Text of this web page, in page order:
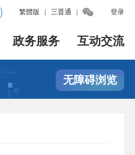
登录
繁體版 三晋通 
政务服务 互动交流
无障碍浏览